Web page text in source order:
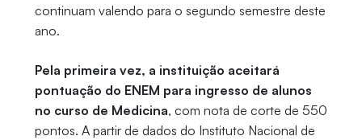
continuam valendo para o segundo semestre deste
ano.
Pela primeira vez, a instituição aceitará
pontuação do ENEM para ingresso de alunos
no curso de Medicina, com nota de corte de 550
pontos. A partir de dados do Instituto Nacional de